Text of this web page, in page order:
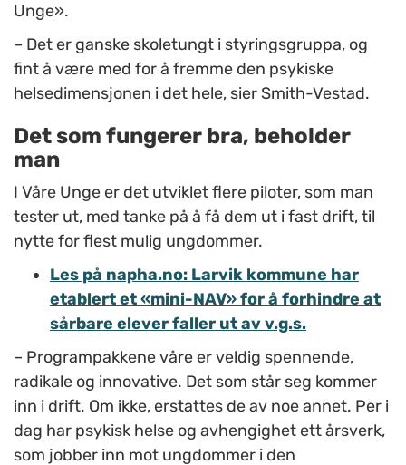
Unge».
– Det er ganske skoletungt i styringsgruppa, og
fint å være med for å fremme den psykiske
helsedimensjonen i det hele, sier Smith-Vestad.
Det som fungerer bra, beholder
man
I Våre Unge er det utviklet flere piloter, som man
tester ut, med tanke på å få dem ut i fast drift, til
nytte for flest mulig ungdommer.
Les på napha.no: Larvik kommune har
etablert et «mini-NAV» for å forhindre at
sårbare elever faller ut av v.g.s.
– Programpakkene våre er veldig spennende,
radikale og innovative. Det som står seg kommer
inn i drift. Om ikke, erstattes de av noe annet. Per i
dag har psykisk helse og avhengighet ett årsverk,
som jobber inn mot ungdommer i den